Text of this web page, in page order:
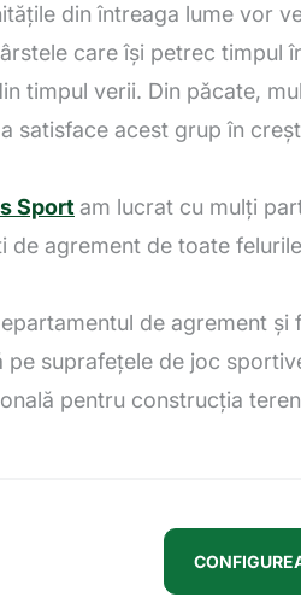
din întreaga lume vor
care își petrec timpul
timpul verii. Din păcate,
satisface acest grup în
Sport am lucrat cu mulți
de agrement de toate
de agrement
pe suprafețele de joc
pentru construcția